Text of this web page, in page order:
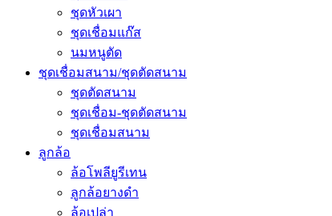
ชุดหัวเผา
ชุดเชื่อมแก๊ส
นมหนูตัด
ชุดเชื่อมสนาม/ชุดตัดสนาม
ชุดตัดสนาม
ชุดเชื่อม-ชุดตัดสนาม
ชุดเชื่อมสนาม
ลูกล้อ
ล้อโพลียูรีเทน
ลูกล้อยางดำ
ล้อเปล่า